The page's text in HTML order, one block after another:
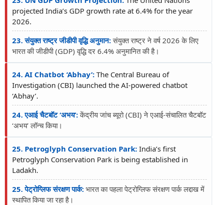
projected India’s GDP growth rate at 6.4% for the year
2026.
23. संयुक्त राष्ट्र जीडीपी वृद्धि अनुमान:संयुक्त राष्ट्र ने वर्ष 2026 के लिए
भारत की जीडीपी (GDP) वृद्धि दर 6.4% अनुमानित की है।
24. AI Chatbot ‘Abhay’: The Central Bureau of
Investigation (CBI) launched the AI-powered chatbot
‘Abhay’.
24. एआई चैटबॉट ‘अभय’:केंद्रीय जांच ब्यूरो (CBI) ने एआई-संचालित चैटबॉट
‘अभय’ लॉन्च किया।
25. Petroglyph Conservation Park: India’s first
Petroglyph Conservation Park is being established in
Ladakh.
25. पेट्रोग्लिफ संरक्षण पार्क: भारत का पहला पेट्रोग्लिफ संरक्षण पार्क लद्दाख में
स्थापित किया जा रहा है।